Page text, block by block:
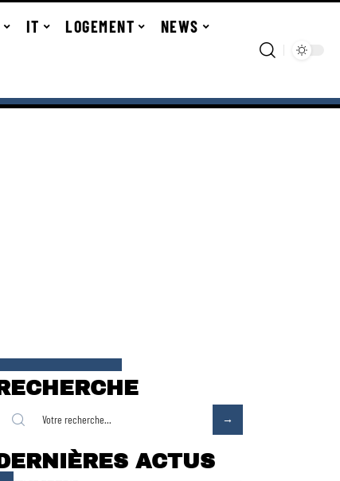
IT LOGEMENT NEWS
RECHERCHE
DERNIÈRES ACTUS